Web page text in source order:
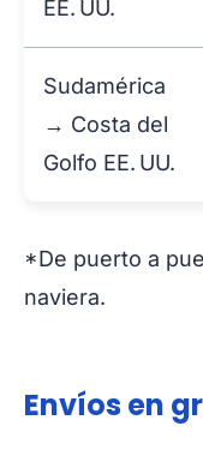
EE. UU.
Sudamérica
→ Costa del
Golfo EE. UU.
*De puerto a
naviera.
Envíos en